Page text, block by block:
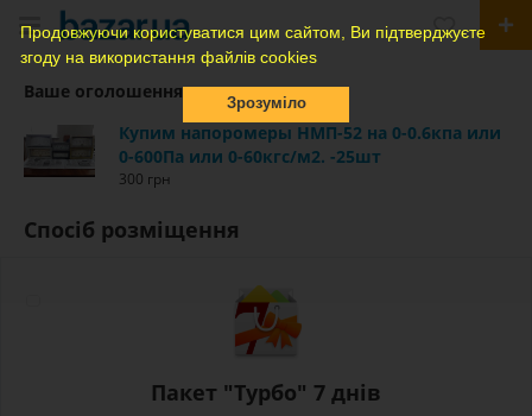
Продовжуючи користуватися цим сайтом, Ви підтверджуєте
згоду на використання файлів cookies
Зрозуміло
Спосіб розміщення
Пакет "Турбо" 7 днів
Ваше оголошення
Купим напоромеры НМП-52 на 0-0.6кпа или
0-600Па или 0-60кгс/м2. -25шт
300 грн